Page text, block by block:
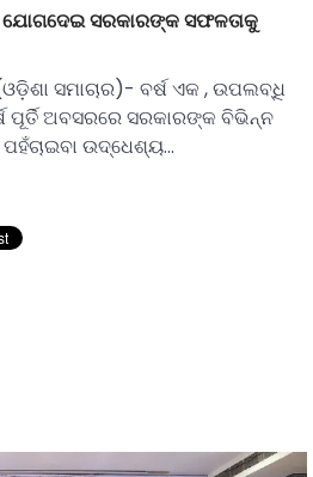
ଯୋଗଦେଇ ସରକାରଙ୍କ ସଫଳତାକୁ
ସମାଚାର)- ବର୍ଷ ଏକ , ଉପଲବ୍ଧି
ପୂର୍ତି ଅବସରରେ ସରକାରଙ୍କ ବିଭିନ୍ନ
ଉଦ୍ଧେଶ୍ୟ…